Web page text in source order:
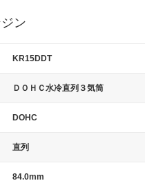
ン
KR15DDT
ＤＯＨＣ水冷直列３気筒
DOHC
直列
84.0mm